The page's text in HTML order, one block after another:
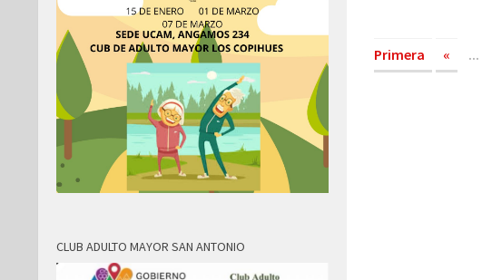
Primera
« ...
CLUB ADULTO MAYOR SAN ANTONIO